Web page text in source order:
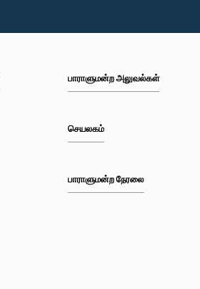
பாராளுமன்ற அலுவல்கள்
செயலகம்
பாராளுமன்ற நேரலை